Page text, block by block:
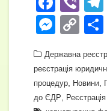
a
c
e
b
o
b
er
M
ss
e
n
C
p
y
Li
Державна
реєстрація
процедур, Новини,
до ЄДР,